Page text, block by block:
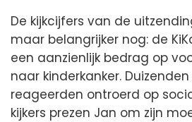
De kijkcijfers van de
maar belangrijker nog: de
een aanzienlijk bedrag op
naar kinderkanker.
reageerden ontroerd op
kijkers prezen Jan om zijn